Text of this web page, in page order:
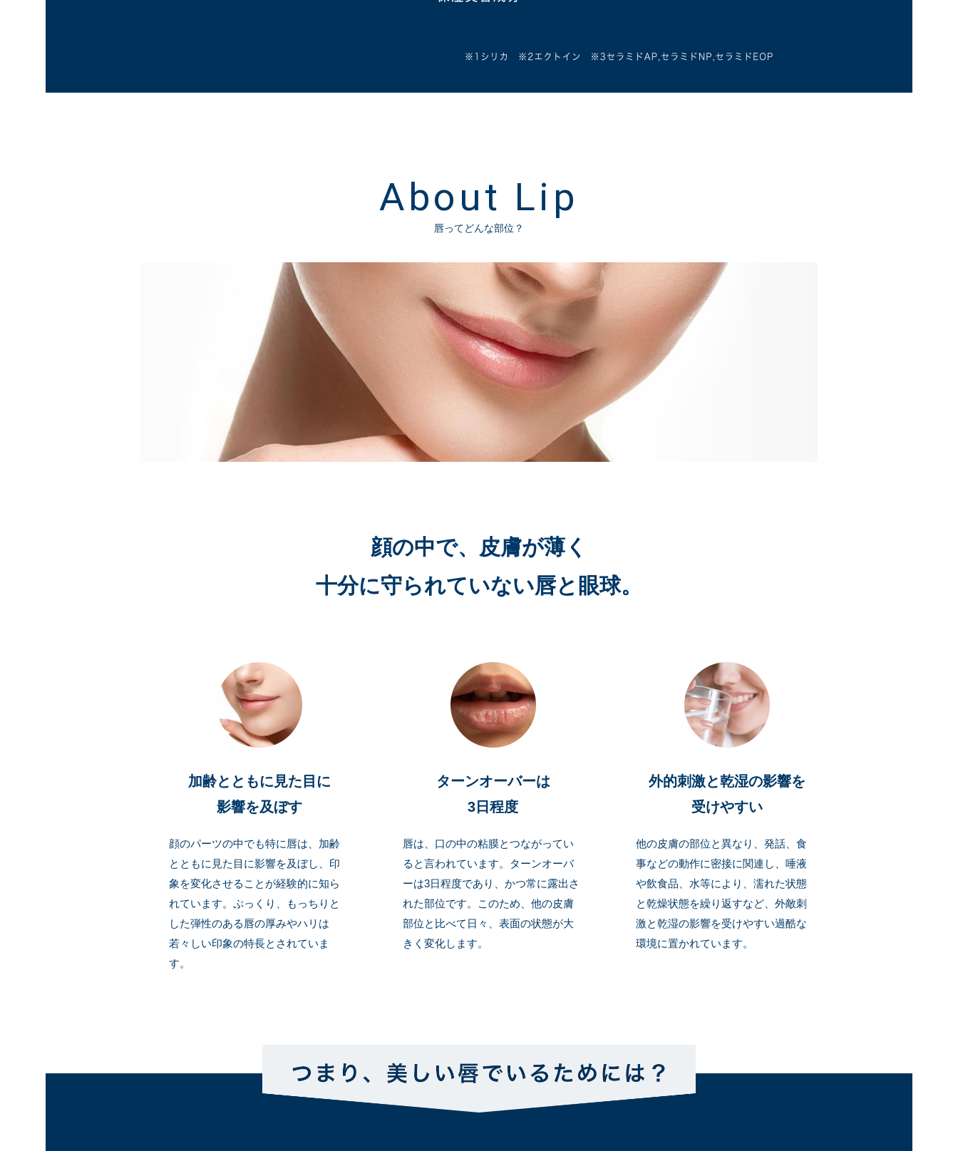
About Lip
唇ってどんな部位？
顔の中で、皮膚が薄く
十分に守られていない唇と眼球。
加齢とともに見た目に
影響を及ぼす
顔のパーツの中でも特に唇は、加齢
とともに見た目に影響を及ぼし、印
象を変化させることが経験的に知ら
れています。ぷっくり、もっちりと
した弾性のある唇の厚みやハリは
若々しい印象の特長とされていま
す。
ターンオーバーは
3日程度
唇は、口の中の粘膜とつながってい
ると言われています。ターンオーバ
ーは3日程度であり、かつ常に露出さ
れた部位です。このため、他の皮膚
部位と比べて日々、表面の状態が大
きく変化します。
外的刺激と乾湿の影響を
受けやすい
他の皮膚の部位と異なり、発話、食
事などの動作に密接に関連し、唾液
や飲食品、水等により、濡れた状態
と乾燥状態を繰り返すなど、外敵刺
激と乾湿の影響を受けやすい過酷な
環境に置かれています。